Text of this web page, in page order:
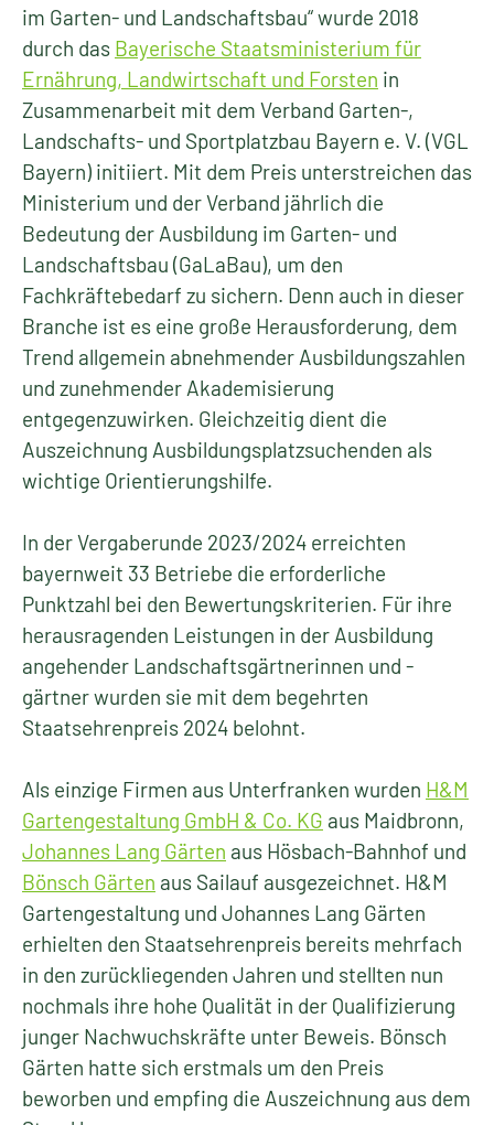
im Garten- und Landschaftsbau“ wurde 2018
durch das Bayerische Staatsministerium für
Ernährung, Landwirtschaft und Forsten in
Zusammenarbeit mit dem Verband Garten-,
Landschafts- und Sportplatzbau Bayern e. V. (VGL
Bayern) initiiert. Mit dem Preis unterstreichen das
Ministerium und der Verband jährlich die
Bedeutung der Ausbildung im Garten- und
Landschaftsbau (GaLaBau), um den
Fachkräftebedarf zu sichern. Denn auch in dieser
Branche ist es eine große Herausforderung, dem
Trend allgemein abnehmender Ausbildungszahlen
und zunehmender Akademisierung
entgegenzuwirken. Gleichzeitig dient die
Auszeichnung Ausbildungsplatzsuchenden als
wichtige Orientierungshilfe.
In der Vergaberunde 2023/2024 erreichten
bayernweit 33 Betriebe die erforderliche
Punktzahl bei den Bewertungskriterien. Für ihre
herausragenden Leistungen in der Ausbildung
angehender Landschaftsgärtnerinnen und -
gärtner wurden sie mit dem begehrten
Staatsehrenpreis 2024 belohnt.
Als einzige Firmen aus Unterfranken wurden H&M
Gartengestaltung GmbH & Co. KG aus Maidbronn,
Johannes Lang Gärten aus Hösbach-Bahnhof und
Bönsch Gärten aus Sailauf ausgezeichnet. H&M
Gartengestaltung und Johannes Lang Gärten
erhielten den Staatsehrenpreis bereits mehrfach
in den zurückliegenden Jahren und stellten nun
nochmals ihre hohe Qualität in der Qualifizierung
junger Nachwuchskräfte unter Beweis. Bönsch
Gärten hatte sich erstmals um den Preis
beworben und empfing die Auszeichnung aus dem